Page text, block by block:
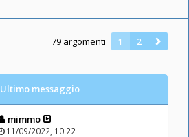
79 argomenti 1 2
Ultimo messaggio
mimmo
11/09/2022, 10:22